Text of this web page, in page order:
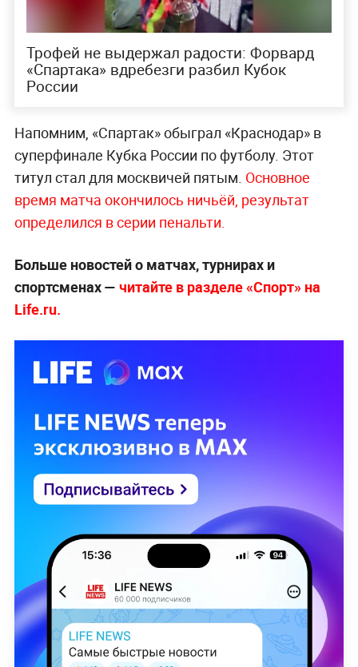
Трофей не выдержал радости: Форвард
«Спартака» вдребезги разбил Кубок
России
Напомним, «Спартак» обыграл «Краснодар» в
суперфинале Кубка России по футболу. Этот
титул стал для москвичей пятым. Основное
время матча окончилось ничьёй, результат
определился в серии пенальти.
Больше новостей о матчах, турнирах и
спортсменах — читайте в разделе «Спорт» на
Life.ru.